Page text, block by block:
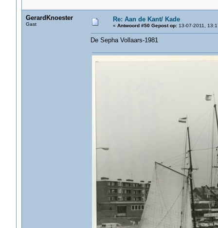
GerardKnoester
Gast
Re: Aan de Kant/ Kade
« Antwoord #50 Gepost op:13-07-2011,
De Sepha Vollaars-1981